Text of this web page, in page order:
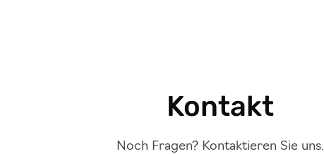
Kontakt
Noch Fragen? Kontaktieren Sie uns.